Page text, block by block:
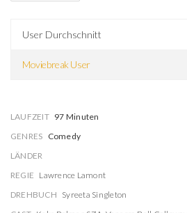
User Durchschnitt
Moviebreak User
LAUFZEIT 97 Minuten
GENRES Comedy
LÄNDER
REGIE Lawrence Lamont
DREHBUCH Syreeta Singleton